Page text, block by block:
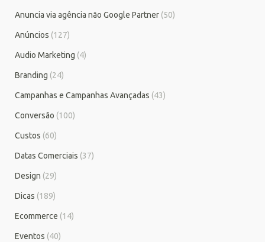
Anuncia via agência não Google Partner (50)
Anúncios (127)
Audio Marketing (4)
Branding (24)
Campanhas e Campanhas Avançadas (43)
Conversão (100)
Custos (60)
Datas Comerciais (37)
Design (29)
Dicas (189)
Ecommerce (14)
Eventos (40)